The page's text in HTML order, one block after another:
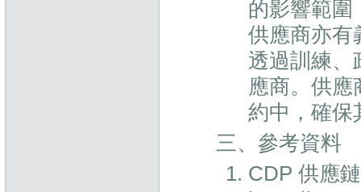
的影響範圍
供應商亦有
透過訓練、
應商。供應
約中，確保
三、參考資料
CDP 供應